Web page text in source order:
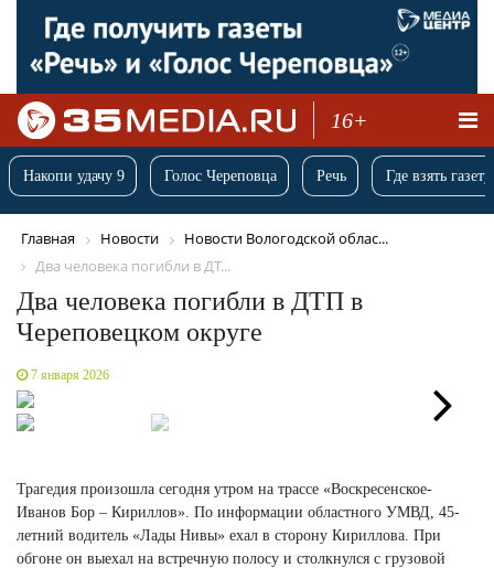
16+
Накопи удачу 9 Голос Череповца Речь Где взять
Главная Новости
Новости Вологодской облас...
Два человека погибли в ДТ...
Два человека погибли в ДТП в
Череповецком округе
7 января 2026
Трагедия произошла сегодня утром на трассе «Воскресенское-
Иванов Бор – Кириллов». По информации областного УМВД, 45-
летний водитель «Лады Нивы» ехал в сторону Кириллова. При
обгоне он выехал на встречную полосу и столкнулся с грузовой